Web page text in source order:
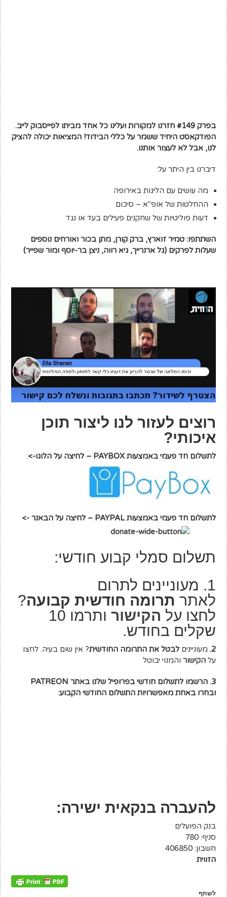
בפרק #149 חזרנו למקורות ועלינו כל אחד מביתו לפייסבוק לייב.
הפודקאסט היחיד ששמר על כללי הבידוד! המציאות יכולה להציק
לנו, אבל לא לעצור אותנו.
דיברנו בין היתר על:
מה עושים עם הליגות באירופה
ההחלטות של אופ"א – סיכום
דעות פוליטיות של שחקנים פעילים בעד או נגד
השתתפו: טמיר זוארץ, ברק קורן, מתן בכור ואורחים נוספים
שעלות לפרקים (גל ארנרייך, גיא רווה, ניצן בר-יוסף ומור שפייר)
רוצים לעזור לנו ליצור תוכן
איכותי?
לתשלום חד פעמי באמצעות PAYBOX – לחיצה על הלוגו-> :
לתשלום חד פעמי באמצעות PAYPAL – לחיצה על הבאנר ->
תשלום סמלי קבוע חודשי:
1. מעוניינים לתרום
לאתר תרומה חודשית קבועה?
לחצו על הקישור
ותרמו 10
שקלים בחודש.
2. מעונייניםלבטל את התרומה החודשית? אין שום בעיה. לחצו
עלהקישור והמנוי יבוטל
3. הרשמו לתשלום חודשי בפרופיל שלנו באתר PATREON
ובחרו באחת מאפשרויות התשלום החודשי הקבוע:
להעברה בנקאית ישירה:
בנק הפועלים
סניף: 780
חשבון: 406850
הזווית
לשתף